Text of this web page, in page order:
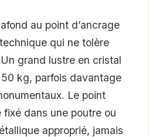
au point d’ancrage
qui ne tolère
grand lustre en cristal
kg, parfois davantage
Le point
fixé dans une poutre ou
approprié, jamais